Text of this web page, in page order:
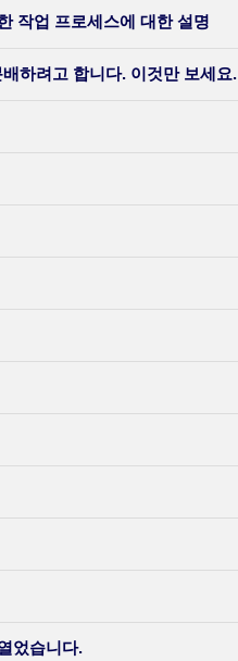
작업 프로세스에 대한 설명
하려고 합니다. 이것만 보세요.
었습니다.